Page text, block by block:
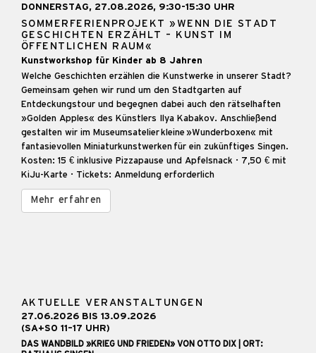
DONNERSTAG, 27.08.2026, 9:30-15:30 UHR
SOMMERFERIENPROJEKT »WENN DIE STADT
GESCHICHTEN ERZÄHLT – KUNST IM
ÖFFENTLICHEN RAUM«
Kunstworkshop für Kinder ab 8 Jahren
Welche Geschichten erzählen die Kunstwerke in unserer Stadt?
Gemeinsam gehen wir rund um den Stadtgarten auf
Entdeckungstour und begegnen dabei auch den rätselhaften
»Golden Apples« des Künstlers Ilya Kabakov. Anschließend
gestalten wir im Museumsatelier kleine »Wunderboxen« mit
fantasievollen Miniaturkunstwerken für ein zukünftiges Singen.
Kosten: 15 € inklusive Pizzapause und Apfelsnack · 7,50 € mit
KiJu-Karte · Tickets: Anmeldung erforderlich
Mehr erfahren
AKTUELLE VERANSTALTUNGEN
27.06.2026 BIS 13.09.2026
(SA+SO 11–17 UHR)
DAS WANDBILD »KRIEG UND FRIEDEN» VON OTTO DIX | ORT: